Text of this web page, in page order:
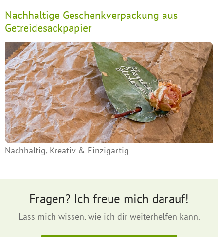
Nachhaltige Geschenkverpackung aus
Getreidesackpapier
Nachhaltig, Kreativ & Einzigartig
Fragen? Ich freue mich darauf!
Lass mich wissen, wie ich dir weiterhelfen kann.